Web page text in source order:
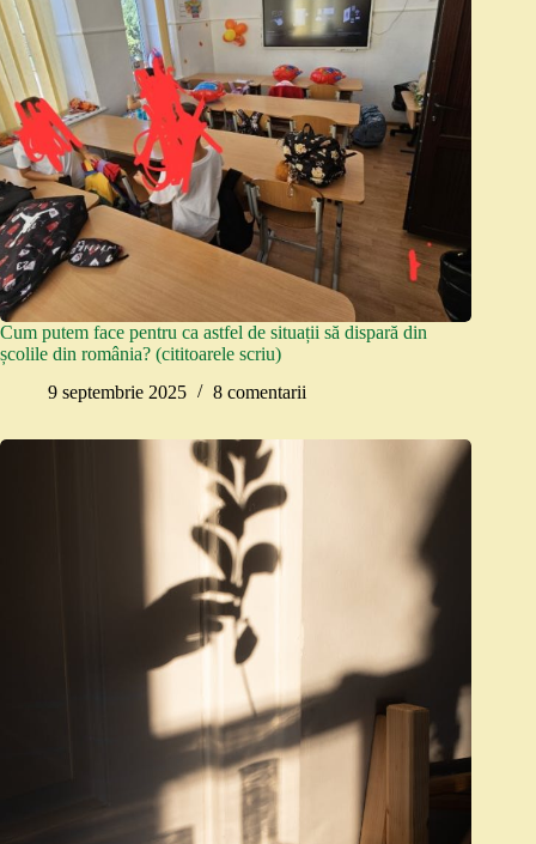
Cum putem face pentru ca astfel de situații să dispară din
școlile din românia? (cititoarele scriu)
9 septembrie 2025
8 comentarii